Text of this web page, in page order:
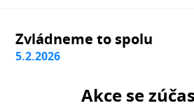
Zvládneme to spolu
5.2.2026
Akce se